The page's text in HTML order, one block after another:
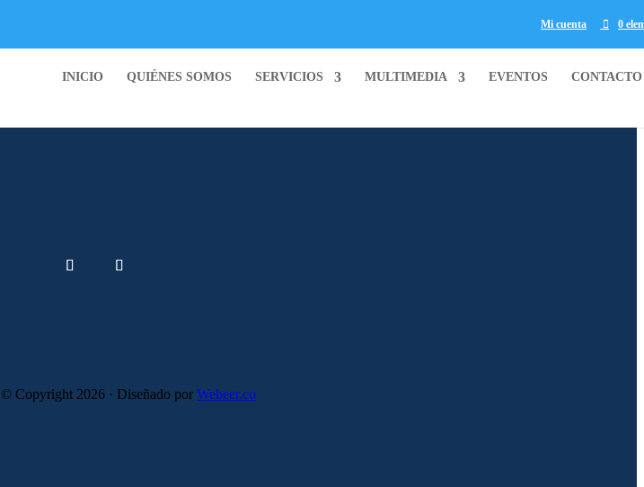
Mi cuenta
0
INICIO QUIÉNES SOMOS SERVICIOS MULTIMEDIA EVENTOS CONTACTO
© Copyright 2026 · Diseñado porWebeer.co